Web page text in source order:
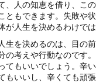
、人の知恵を借り、こ
ともできます。失敗や
が人生を決めるわけで
生を決めるのは、目の
の考えや行動なのです
てもいいでしょう。辛
もいいし、辛くても頑